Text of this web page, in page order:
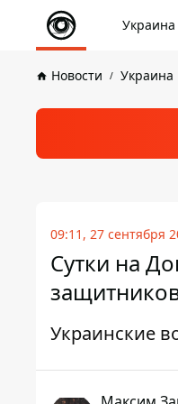
Украина
Новости Украина
09:11, 27 сентября
Сутки на
Украинские